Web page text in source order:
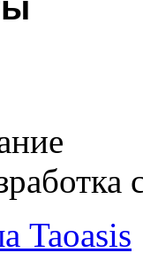
Taoasis